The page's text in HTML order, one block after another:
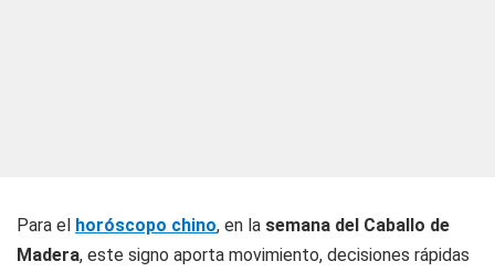
Para el horóscopo chino, en la semana del Caballo de
Madera, este signo aporta movimiento, decisiones rápidas